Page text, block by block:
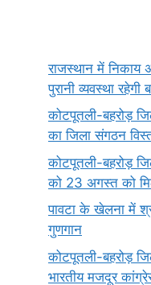
राजस्थान में निकाय
पुरानी व्यवस्था रहेगी
कोटपूतली-बहरोड़
का जिला संगठन
कोटपूतली-बहरोड़
को 23 अगस्त को
पावटा के खेलना में
गुणगान
कोटपूतली-बहरोड़
भारतीय मजदूर